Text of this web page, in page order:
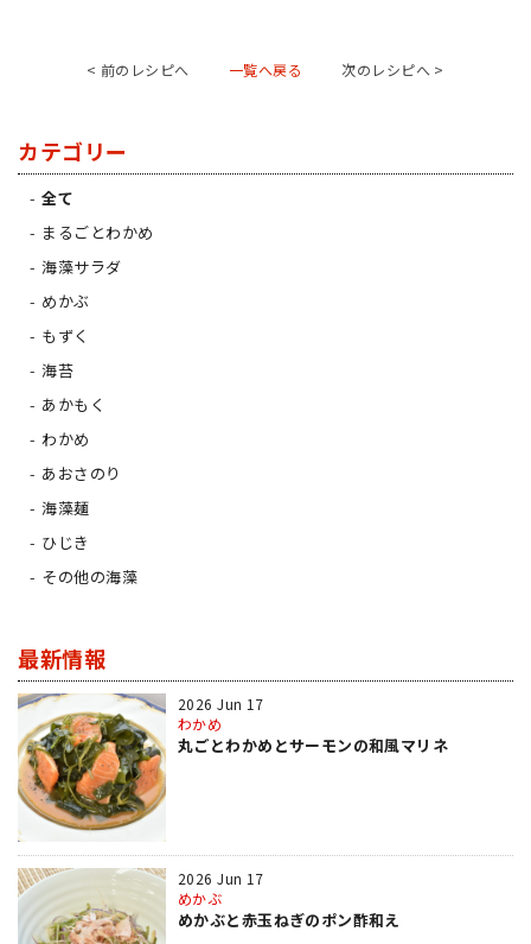
< 前のレシピへ 一覧へ戻る 次のレシピへ >
カテゴリー
全て
まるごとわかめ
海藻サラダ
めかぶ
もずく
海苔
あかもく
わかめ
あおさのり
海藻麺
ひじき
その他の海藻
最新情報
2026 Jun 17
わかめ
丸ごとわかめとサーモンの和風マリネ
2026 Jun 17
めかぶ
めかぶと赤玉ねぎのポン酢和え